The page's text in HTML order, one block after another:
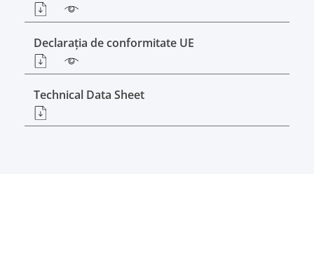
Declarația de conformitate UE
Technical Data Sheet